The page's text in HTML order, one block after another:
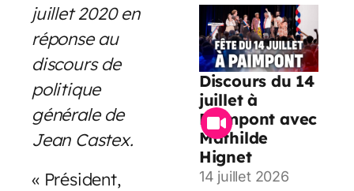
juillet 2020 en
réponse au
discours de
politique
générale de
Jean Castex.
« Président,
Discours du 14
juillet à
Paimpont avec
Mathilde
Hignet
14 juillet 2026